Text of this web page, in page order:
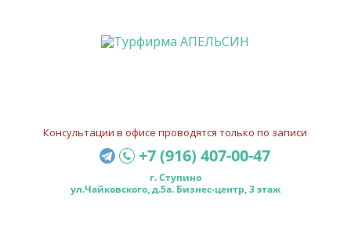
Консультации в офисе проводятся только по записи
+7 (916) 407-00-47
г. Ступино
ул.Чайковского, д.5а. Бизнес-центр, 3 этаж